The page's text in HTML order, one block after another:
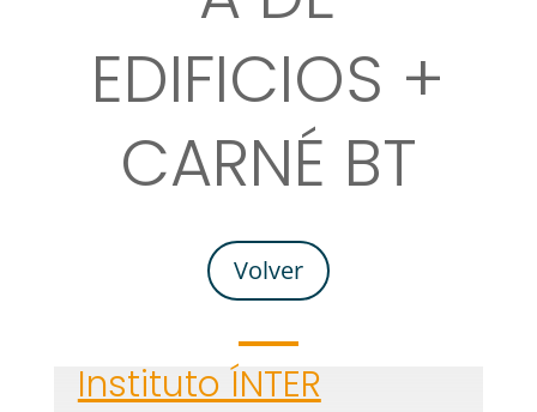
EDIFICIOS +
CARNÉ BT
Volver
Instituto ÍNTER